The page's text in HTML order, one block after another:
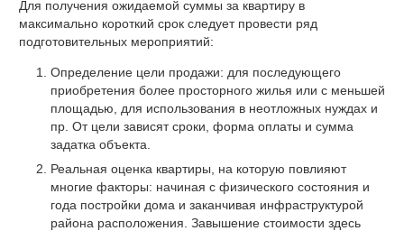
Для получения ожидаемой суммы за квартиру в
максимально короткий срок следует провести ряд
подготовительных мероприятий:
Определение цели продажи: для последующего
приобретения более просторного жилья или с меньшей
площадью, для использования в неотложных нуждах и
пр. От цели зависят сроки, форма оплаты и сумма
задатка объекта.
Реальная оценка квартиры, на которую повлияют
многие факторы: начиная с физического состояния и
года постройки дома и заканчивая инфраструктурой
района расположения. Завышение стоимости здесь